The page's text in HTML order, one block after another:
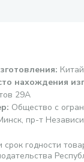
: Китай
нахождения
29А
: Общество с
пр-т
срок годности